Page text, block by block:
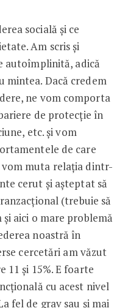
socială și ce
Am scris și
autoîmplinită, adică
mintea. Dacă credem
ne vom comporta
de protecție în
etc. și vom
de care
muta relația dintr-
cerut și așteptat să
(trebuie să
aici o mare problemă
noastră în
cercetări am văzut
și 15%. E foarte
cu acest nivel
fel de grav sau și mai